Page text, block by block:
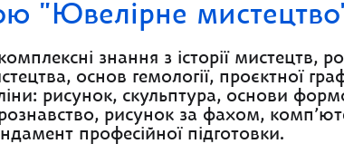
"Ювелірне
знання з історії мистецтв,
основ гемології, проєктної
рисунок, скульптура, основи
рисунок за фахом,
професійної підготовки.